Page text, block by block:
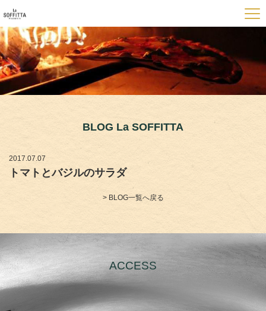
BLOG La SOFFITTA
2017.07.07
トマトとバジルのサラダ
> BLOG一覧へ戻る
ACCESS